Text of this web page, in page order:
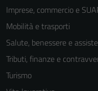
Imprese, commercio e
Mobilità e trasporti
Salute, benessere e
Tributi, finanze e
Turismo